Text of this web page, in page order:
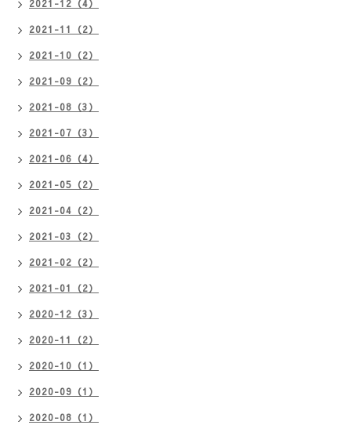
2021-12（4）
2021-11（2）
2021-10（2）
2021-09（2）
2021-08（3）
2021-07（3）
2021-06（4）
2021-05（2）
2021-04（2）
2021-03（2）
2021-02（2）
2021-01（2）
2020-12（3）
2020-11（2）
2020-10（1）
2020-09（1）
2020-08（1）